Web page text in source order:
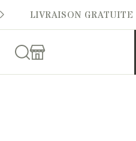
LIVRAISON GRATUITE